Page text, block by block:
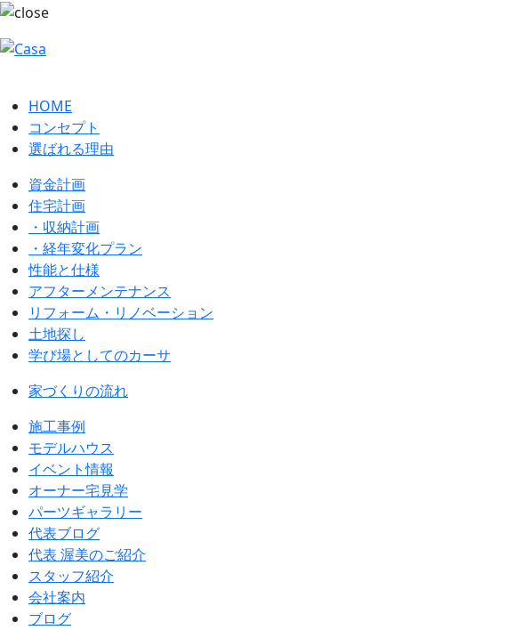
HOME
コンセプト
選ばれる理由
資金計画
住宅計画
・収納計画
・経年変化プラン
性能と仕様
アフターメンテナンス
リフォーム・リノベーション
土地探し
学び場としてのカーサ
家づくりの流れ
施工事例
モデルハウス
イベント情報
オーナー宅見学
パーツギャラリー
代表ブログ
代表 渥美のご紹介
スタッフ紹介
会社案内
ブログ